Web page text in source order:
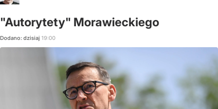
"Autorytety" Morawieckiego
Dodano: dzisiaj 19:00